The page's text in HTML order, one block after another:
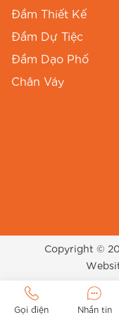
Gọi điện Nhắn tin
Đầm Thiết Kế
Đầm Dự Tiệc
Đầm Dạo Phố
Chân Váy
Copyright ©